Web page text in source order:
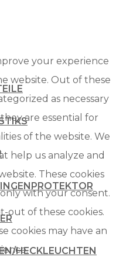
HECKLEUCHTEN
your experience
website. Out of these
as necessary
are essential for
of the website. We
help us analyze and
These cookies
with your consent.
out of these cookies.
cookies may have an